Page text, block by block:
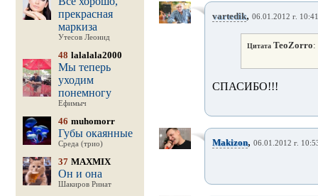
прекрасная
маркиза
Утесов Леонид
48 lalalala2000
Мы теперь
уходим
понемногу
Ефимыч
46 muhomorr
Губы окаянные
Среда (трио)
37 MAXMIX
Он и она
Шакиров Ринат
vartedik, 06.01.2012 г. 10:41
ЦитатаTeoZorro:
СПАСИБО!!!
Makizon, 06.01.2012 г.